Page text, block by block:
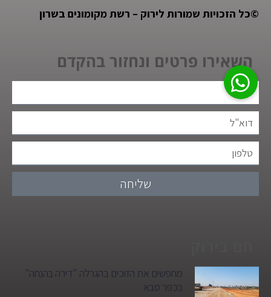
©כל הזכויות שמורות לירוק – רשת מקומונים בשרון
השאירו פרטים ונחזור בהקדם
שליחה
מחפשים את הזוכים בהגרלה "דירה בהנחה"
בכפר סבא